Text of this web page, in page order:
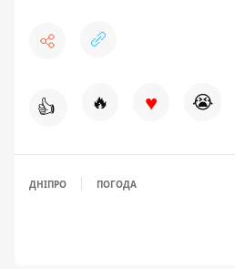
👍 🔥 ♥ 😭
ДНІПРО ПОГОДА